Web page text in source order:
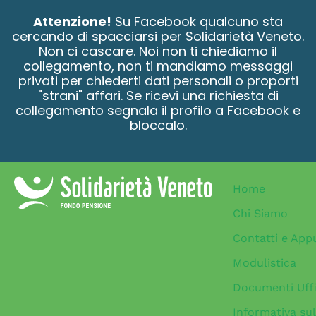
Attenzione! Su Facebook qualcuno sta
cercando di spacciarsi per Solidarietà Veneto.
Non ci cascare. Noi non ti chiediamo il
collegamento, non ti mandiamo messaggi
privati per chiederti dati personali o proporti
"strani" affari. Se ricevi una richiesta di
collegamento segnala il profilo a Facebook e
bloccalo.
Home
Chi Siamo
Contatti e
Modulistica
Documenti
Informativa